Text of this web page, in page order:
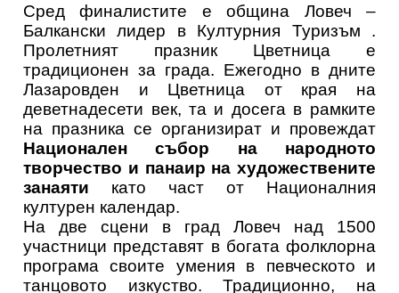
Сред финалистите е община Ловеч –
Балкански лидер в Културния Туризъм .
Пролетният празник Цветница е
традиционен за града. Ежегодно в дните
Лазаровден и Цветница от края на
деветнадесети век, та и досега в рамките
на празника се организират и провеждат
Национален събор на народното
творчество и панаир на художествените
занаяти като част от Националния
културен календар.
На две сцени в град Ловеч над 1500
участници представят в богата фолклорна
програма своите умения в певческото и
танцовото изкуство. Традиционно, на